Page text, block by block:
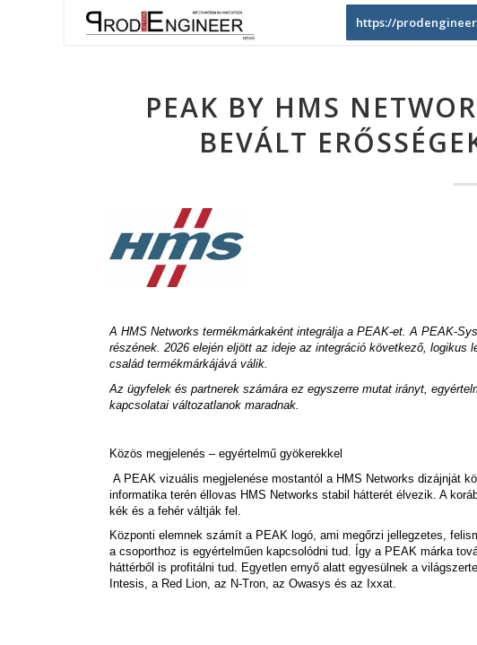
https://
PEAK BY HMS
BEVÁLT
A HMS Networks termékmárkaként integrálja a PEAK-et. A PEAK-
részének. 2026 elején eljött az ideje az integráció következő,
család termékmárkájává válik.
Az ügyfelek és partnerek számára ez egyszerre mutat irányt,
kapcsolatai változatlanok maradnak.
Közös megjelenés – egyértelmű gyökerekkel
A PEAK vizuális megjelenése mostantól a HMS Networks dizájnját
informatika terén éllovas HMS Networks stabil hátterét élvezik. A
kék és a fehér váltják fel.
Központi elemnek számít a PEAK logó, ami megőrzi jellegzetes,
a csoporthoz is egyértelműen kapcsolódni tud. Így a PEAK márka
háttérből is profitálni tud. Egyetlen ernyő alatt egyesülnek a
Intesis, a Red Lion, az N-Tron, az Owasys és az Ixxat.